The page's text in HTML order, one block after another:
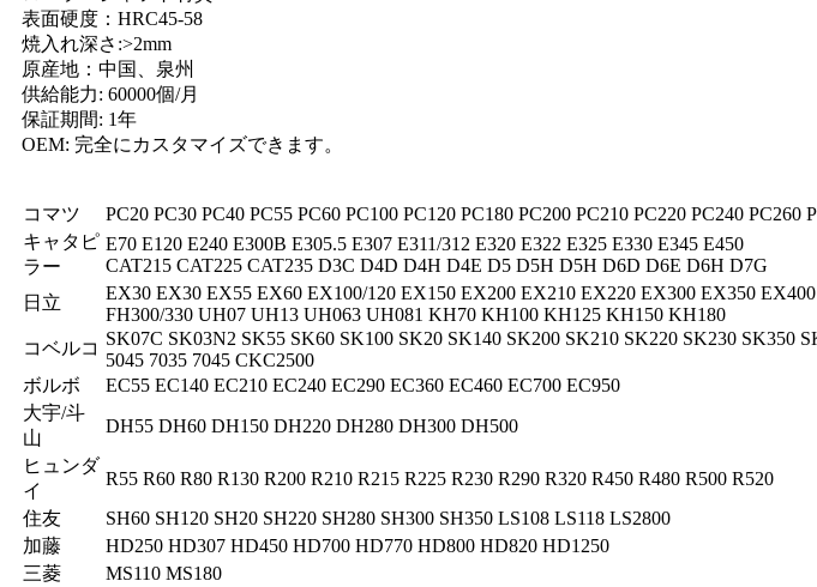
表面硬度：HRC45-58
焼入れ深さ:>2mm
原産地：中国、泉州
供給能力: 60000個/月
保証期間: 1年
OEM: 完全にカスタマイズできます。
コマツ
PC20 PC30 PC40 PC55 PC60 PC100 PC120 PC180 PC200 PC210 PC220 PC240
キャタピ
ラー
E70 E120 E240 E300B E305.5 E307 E311/312 E320 E322 E325 E330 E345 E450
CAT215 CAT225 CAT235 D3C D4D D4H D4E D5 D5H D5H D6D D6E D6H D7G
日立
EX30 EX30 EX55 EX60 EX100/120 EX150 EX200 EX210 EX220 EX300 EX350
FH300/330 UH07 UH13 UH063 UH081 KH70 KH100 KH125 KH150 KH180
コベルコ SK07C SK03N2 SK55 SK60 SK100 SK20 SK140 SK200 SK210 SK220 SK230 SK350
5045 7035 7045 CKC2500
ボルボ
EC55 EC140 EC210 EC240 EC290 EC360 EC460 EC700 EC950
大宇/斗
山
DH55 DH60 DH150 DH220 DH280 DH300 DH500
ヒュンダ
イ
R55 R60 R80 R130 R200 R210 R215 R225 R230 R290 R320 R450 R480 R500 R520
住友
SH60 SH120 SH20 SH220 SH280 SH300 SH350 LS108 LS118 LS2800
加藤
HD250 HD307 HD450 HD700 HD770 HD800 HD820 HD1250
三菱
MS110 MS180